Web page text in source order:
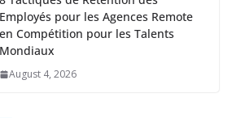
Employés pour les Agences Remote
en Compétition pour les Talents
Mondiaux
August 4, 2026